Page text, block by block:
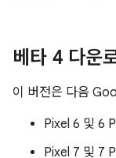
베타 4 다운
이 버전은 다음
Pixel 6 및 6
Pixel 7 및 7